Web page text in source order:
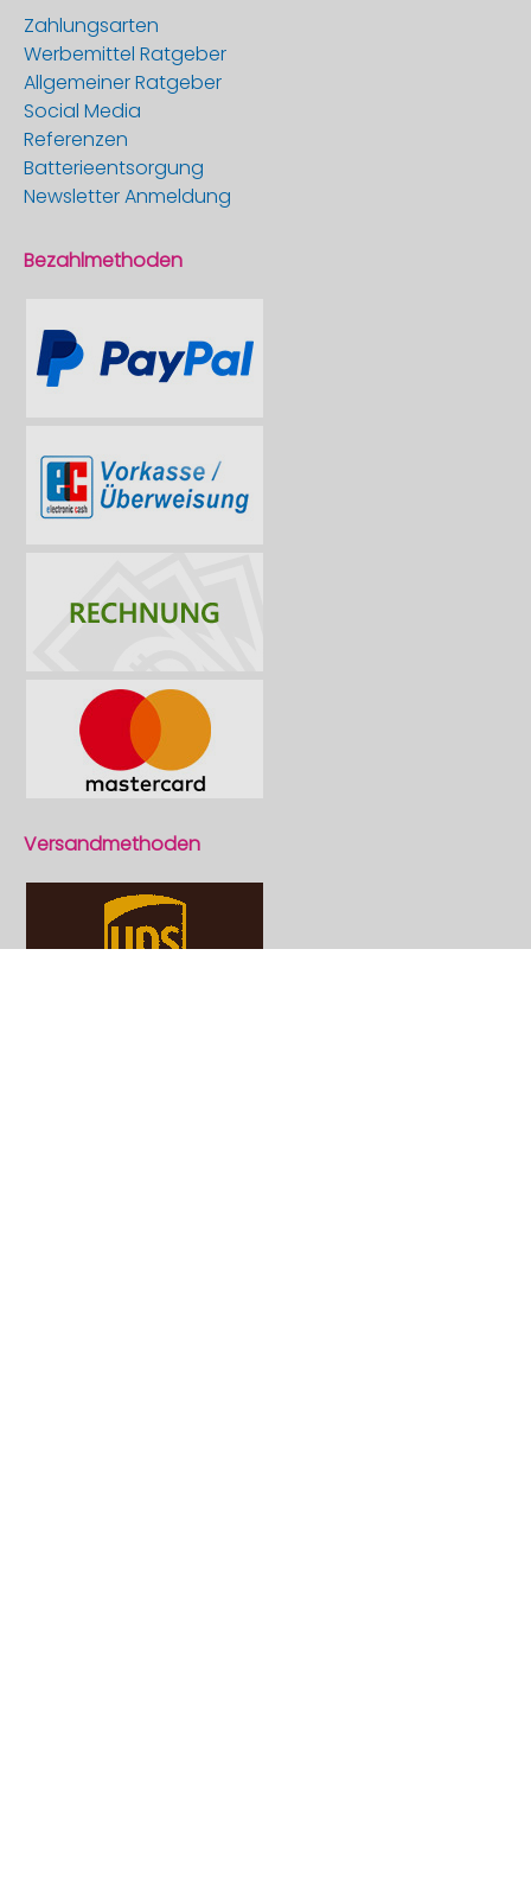
Zahlungsarten
Werbemittel Ratgeber
Allgemeiner Ratgeber
Social Media
Referenzen
Batterieentsorgung
Newsletter Anmeldung
Bezahlmethoden
Versandmethoden